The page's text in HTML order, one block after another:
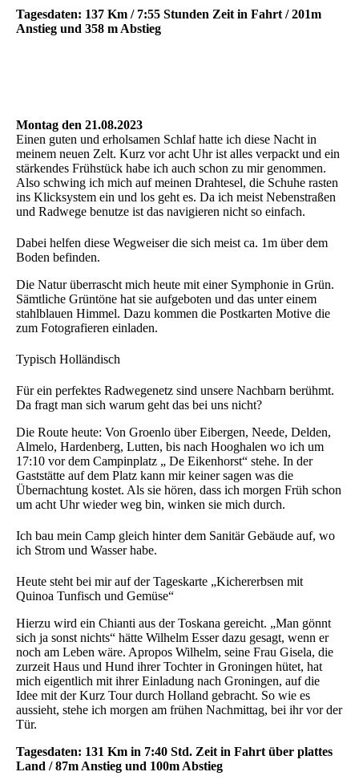
Tagesdaten: 137 Km / 7:55 Stunden Zeit in Fahrt / 201m
Anstieg und 358 m Abstieg
Montag den 21.08.2023
Einen guten und erholsamen Schlaf hatte ich diese Nacht in
meinem neuen Zelt. Kurz vor acht Uhr ist alles verpackt und ein
stärkendes Frühstück habe ich auch schon zu mir genommen.
Also schwing ich mich auf meinen Drahtesel, die Schuhe rasten
ins Klicksystem ein und los geht es. Da ich meist Nebenstraßen
und Radwege benutze ist das navigieren nicht so einfach.
Dabei helfen diese Wegweiser die sich meist ca. 1m über dem
Boden befinden.
Die Natur überrascht mich heute mit einer Symphonie in Grün.
Sämtliche Grüntöne hat sie aufgeboten und das unter einem
stahlblauen Himmel. Dazu kommen die Postkarten Motive die
zum Fotografieren einladen.
Typisch Holländisch
Für ein perfektes Radwegenetz sind unsere Nachbarn berühmt.
Da fragt man sich warum geht das bei uns nicht?
Die Route heute: Von Groenlo über Eibergen, Neede, Delden,
Almelo, Hardenberg, Lutten, bis nach Hooghalen wo ich um
17:10 vor dem Campinplatz „ De Eikenhorst“ stehe. In der
Gaststätte auf dem Platz kann mir keiner sagen was die
Übernachtung kostet. Als sie hören, dass ich morgen Früh schon
um acht Uhr wieder weg bin, winken sie mich durch.
Ich bau mein Camp gleich hinter dem Sanitär Gebäude auf, wo
ich Strom und Wasser habe.
Heute steht bei mir auf der Tageskarte „Kichererbsen mit
Quinoa Tunfisch und Gemüse“
Hierzu wird ein Chianti aus der Toskana gereicht. „Man gönnt
sich ja sonst nichts“ hätte Wilhelm Esser dazu gesagt, wenn er
noch am Leben wäre. Apropos Wilhelm, seine Frau Gisela, die
zurzeit Haus und Hund ihrer Tochter in Groningen hütet, hat
mich eigentlich mit ihrer Einladung nach Groningen, auf die
Idee mit der Kurz Tour durch Holland gebracht. So wie es
aussieht, stehe ich morgen am frühen Nachmittag, bei ihr vor der
Tür.
Tagesdaten: 131 Km in 7:40 Std. Zeit in Fahrt über plattes
Land / 87m Anstieg und 100m Abstieg